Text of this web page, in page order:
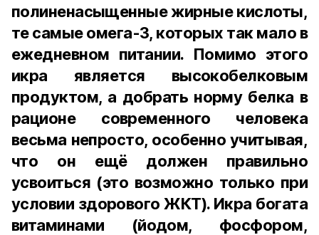
полиненасыщенные жирные кислоты,
те самые омега-3, которых так мало в
ежедневном питании. Помимо этого
икра является высокобелковым
продуктом, а добрать норму белка в
рационе современного человека
весьма непросто, особенно учитывая,
что он ещё должен правильно
усвоиться (это возможно только при
условии здорового ЖКТ). Икра богата
витаминами (йодом, фосфором,